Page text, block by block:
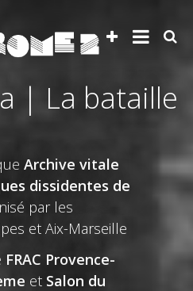
| La bataille
Archive vitale
dissidentes de
par les
et Aix-Marseille
FRAC Provence-
et Salon du